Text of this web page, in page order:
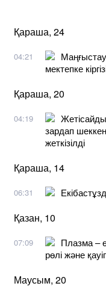
Қараша, 24
04:21
мектепке
Қараша, 20
04:19
зардап
жеткізілді
Қараша, 14
06:31
Қазан, 10
07:09
Плазма –
рөлі және
Маусым, 20